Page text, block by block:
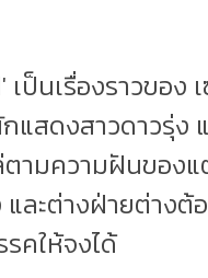
เป็นเรื่องราวขอ
แสดงสาวดาวรุ่ง
ตามความฝันของ
และต่างฝ่ายต่าง
คให้จงได้